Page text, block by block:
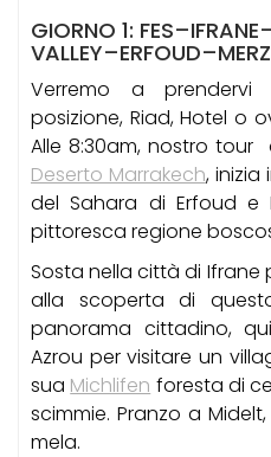
GIORNO 1:
Verremo a
posizione, Riad, Hotel o
Alle 8:30am, nostro tour
Deserto Marrakech, inizia
del Sahara di Erfoud e
pittoresca regione
Sosta nella città di
alla scoperta di
panorama cittadino,
Azrou per visitare un
sua Michlifen foresta di
scimmie. Pranzo a
mela.